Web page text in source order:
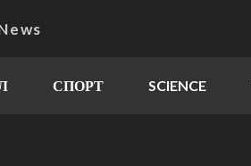
СПОРТ SCIENCE